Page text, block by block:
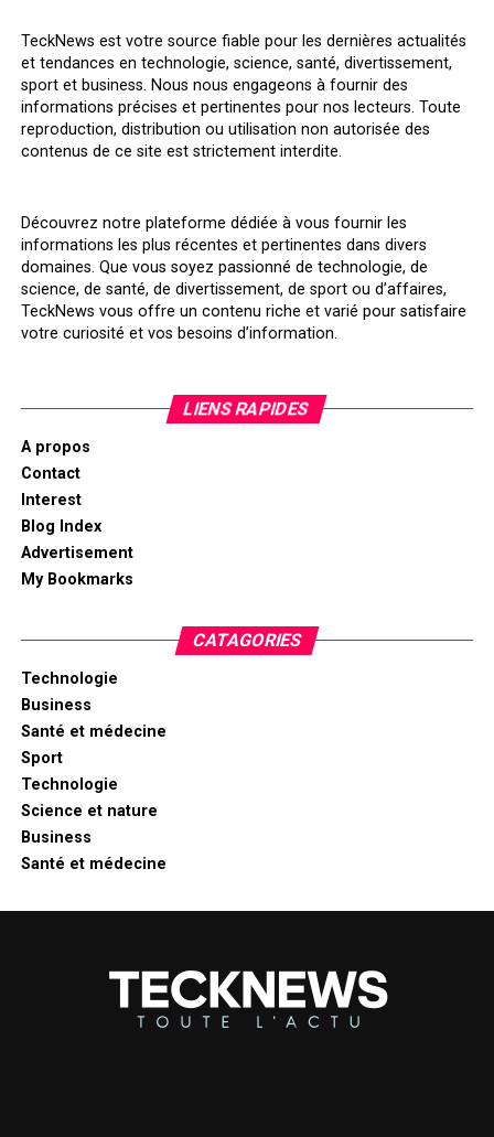
TeckNews est votre source fiable pour les dernières actualités
et tendances en technologie, science, santé, divertissement,
sport et business. Nous nous engageons à fournir des
informations précises et pertinentes pour nos lecteurs. Toute
reproduction, distribution ou utilisation non autorisée des
contenus de ce site est strictement interdite.
Découvrez notre plateforme dédiée à vous fournir les
informations les plus récentes et pertinentes dans divers
domaines. Que vous soyez passionné de technologie, de
science, de santé, de divertissement, de sport ou d’affaires,
TeckNews vous offre un contenu riche et varié pour satisfaire
votre curiosité et vos besoins d’information.
LIENS RAPIDES
A propos
Contact
Interest
Blog Index
Advertisement
My Bookmarks
CATAGORIES
Technologie
Business
Santé et médecine
Sport
Technologie
Science et nature
Business
Santé et médecine